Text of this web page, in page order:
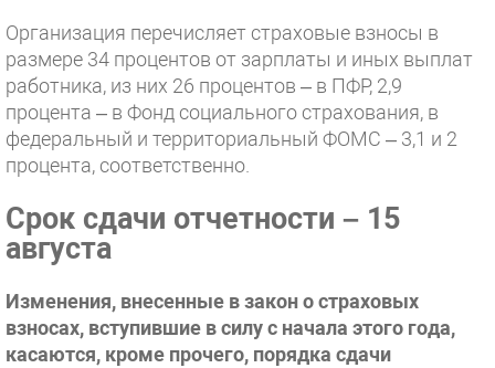
Организация перечисляет страховые взносы в
размере 34 процентов от зарплаты и иных выплат
работника, из них 26 процентов – в ПФР, 2,9
процента – в Фонд социального страхования, в
федеральный и территориальный ФОМС – 3,1 и 2
процента, соответственно.
Срок сдачи отчетности – 15
августа
Изменения, внесенные в закон о страховых
взносах, вступившие в силу с начала этого года,
касаются, кроме прочего, порядка сдачи